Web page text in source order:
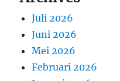
Juli 2026
Juni 2026
Mei 2026
Februari 2026